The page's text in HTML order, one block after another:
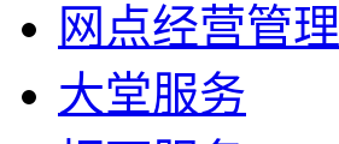
网点经营管理
大堂服务